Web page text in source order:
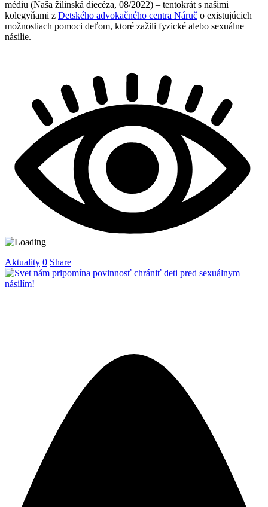
médiu (Naša žilinská diecéza, 08/2022) – tentokrát s našimi
kolegyňami z Detského advokačného centra Náruč o existujúcich
možnostiach pomoci deťom, ktoré zažili fyzické alebo sexuálne
násilie.
Aktuality 0 Share